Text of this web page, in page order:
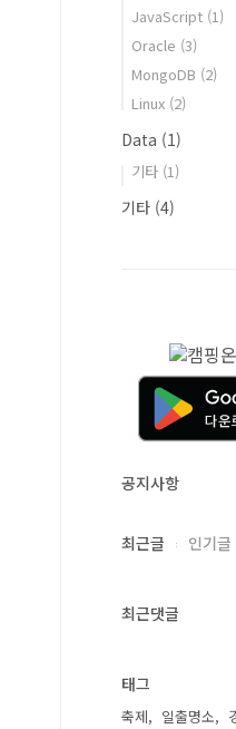
JavaScript (1)
Oracle (3)
MongoDB (2)
Linux (2)
Data (1)
기타 (1)
기타 (4)
공지사항
최근글 인기글
최근댓글
태그
축제 일출명소